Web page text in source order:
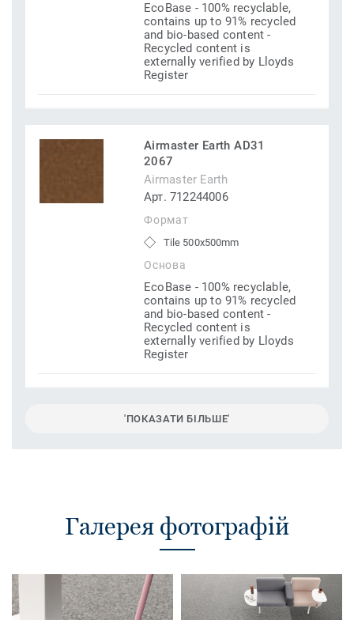
EcoBase - 100% recyclable,
contains up to 91% recycled
and bio-based content -
Recycled content is
externally verified by Lloyds
Register
Airmaster Earth AD31
2067
Airmaster Earth
Арт. 712244006
Формат
Tile 500x500mm
Основа
EcoBase - 100% recyclable,
contains up to 91% recycled
and bio-based content -
Recycled content is
externally verified by Lloyds
Register
'ПОКАЗАТИ БІЛЬШЕ'
Галерея фотографій